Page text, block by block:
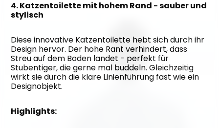
4. Katzentoilette mit hohem Rand - sauber und
stylisch
Diese innovative Katzentoilette hebt sich durch ihr
Design hervor. Der hohe Rant verhindert, dass
Streu auf dem Boden landet - perfekt für
Stubentiger, die gerne mal buddeln. Gleichzeitig
wirkt sie durch die klare Linienführung fast wie ein
Designobjekt.
Highlights: